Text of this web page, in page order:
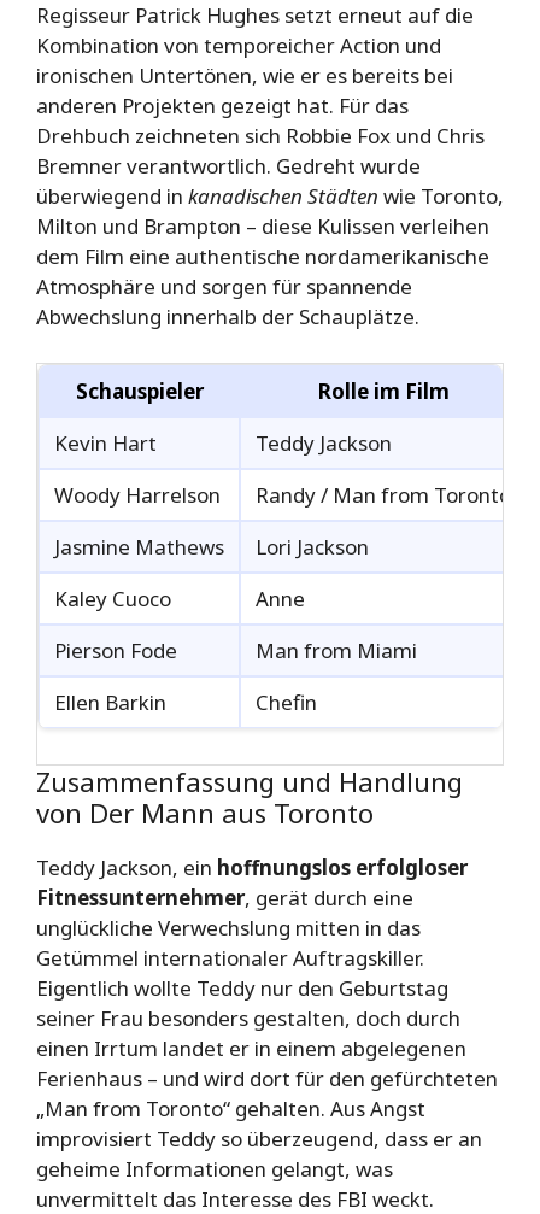
Regisseur Patrick Hughes setzt erneut auf die
Kombination von temporeicher Action und
ironischen Untertönen, wie er es bereits bei
anderen Projekten gezeigt hat. Für das
Drehbuch zeichneten sich Robbie Fox und Chris
Bremner verantwortlich. Gedreht wurde
überwiegend in kanadischen Städten wie Toronto,
Milton und Brampton – diese Kulissen verleihen
dem Film eine authentische nordamerikanische
Atmosphäre und sorgen für spannende
Abwechslung innerhalb der Schauplätze.
Schauspieler
Rolle im Film
Kevin Hart
Teddy Jackson
Woody Harrelson
Randy / Man from Toronto
Jasmine Mathews
Lori Jackson
Kaley Cuoco
Anne
Pierson Fode
Man from Miami
Ellen Barkin
Chefin
Zusammenfassung und Handlung
von Der Mann aus Toronto
Teddy Jackson, ein hoffnungslos erfolgloser
Fitnessunternehmer, gerät durch eine
unglückliche Verwechslung mitten in das
Getümmel internationaler Auftragskiller.
Eigentlich wollte Teddy nur den Geburtstag
seiner Frau besonders gestalten, doch durch
einen Irrtum landet er in einem abgelegenen
Ferienhaus – und wird dort für den gefürchteten
„Man from Toronto“ gehalten. Aus Angst
improvisiert Teddy so überzeugend, dass er an
geheime Informationen gelangt, was
unvermittelt das Interesse des FBI weckt.